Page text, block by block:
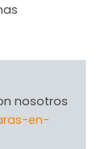
nosotros
en-